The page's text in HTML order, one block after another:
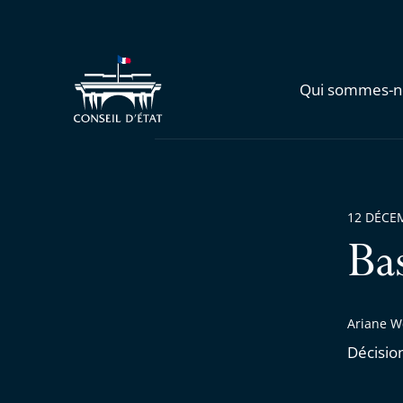
Qui sommes-
Ariane
12